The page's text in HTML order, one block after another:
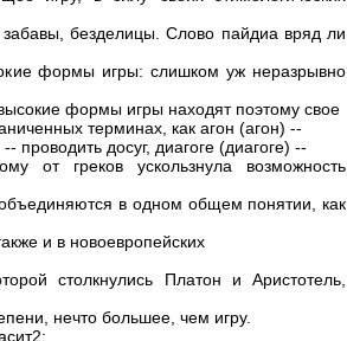
безделицы. Слово пайдиа вряд ли
формы игры: слишком уж неразрывно
формы игры находят поэтому свое
терминах, как агон (агон) --
проводить досуг, диагоге (диагоге) --
от греков ускользнула возможность
в одном общем понятии, как
и в новоевропейских
столкнулись Платон и Аристотель,
нечто большее, чем игру.